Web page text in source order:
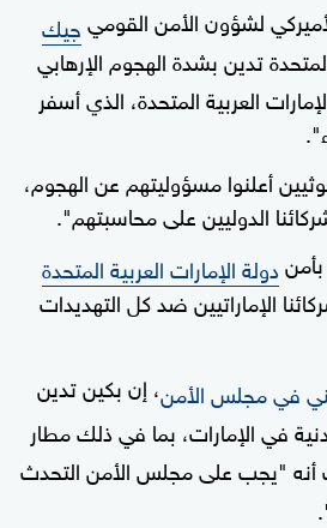
لشؤون الأمن القوميجيك
تدين بشدة الهجوم الإرهابي
العربية المتحدة، الذي أسفر
أعلنوا مسؤوليتهم عن الهجوم،
الدوليين على محاسبتهم".
دولة الإمارات العربية المتحدة
الإماراتيين ضد كل التهديدات
في مجلس الأمن، إن بكين تدين
في الإمارات، بما في ذلك مطار
أنه "يجب على مجلس الأمن التحدث